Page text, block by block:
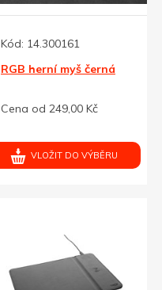
Kód: 14.300161
RGB herní myš černá
Cena od 249,00 Kč
VLOŽIT DO VÝBĚRU